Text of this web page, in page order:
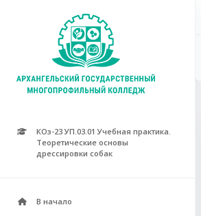
КОз-23 УП.03.01 Учебная практика.
Теоретические основы
дрессировки собак
В начало